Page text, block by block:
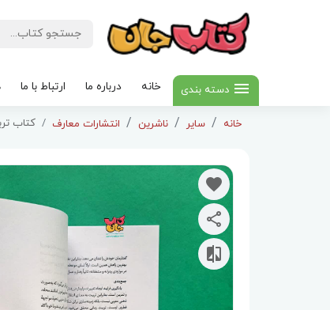
دسته بندی خانه درباره ما ارتباط با ما
خانه سایر ناشرین انتشارات معارف کتاب